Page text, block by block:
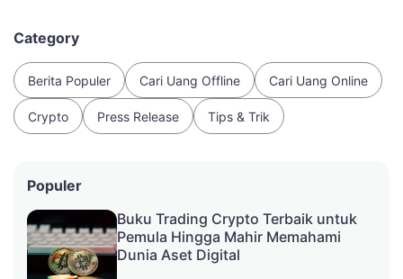
Category
Berita Populer Cari Uang Offline Cari Uang Online
Crypto Press Release Tips & Trik
Populer
Buku Trading Crypto Terbaik untuk
Pemula Hingga Mahir Memahami
Dunia Aset Digital